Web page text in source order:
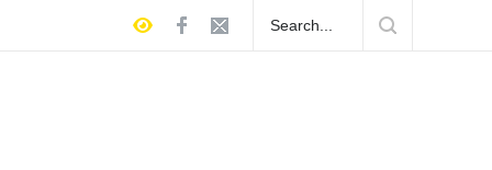
– Το εορτολόγιο Τα σημαντικότερα νέα της ημέρας